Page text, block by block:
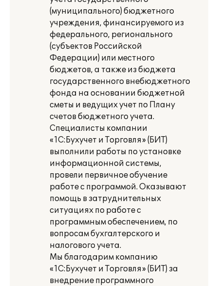
(муниципального) бюджетного
учреждения, финансируемого из
федерального, регионального
(субъектов Российской
Федерации) или местного
бюджетов, а также из бюджета
государственного внебюджетного
фонда на основании бюджетной
сметы и ведущих учет по Плану
счетов бюджетного учета.
Специалисты компании
«1С:Бухучет и Торговля» (БИТ)
выполнили работы по установке
информационной системы,
провели первичное обучение
работе с программой. Оказывают
помощь в затруднительных
ситуациях по работе с
программным обеспечением, по
вопросам бухгалтерского и
налогового учета.
Мы благодарим компанию
«1С:Бухучет и Торговля» (БИТ) за
внедрение программного